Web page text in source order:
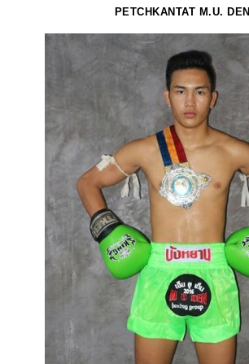
PETCHKANTAT M.U. DEN